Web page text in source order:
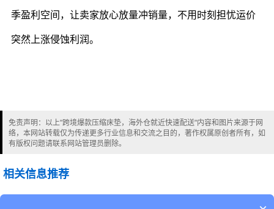
季盈利空间，让卖家放心放量冲销量，不用时刻担忧运价
突然上涨侵蚀利润。
免责声明：以上"跨境爆款压缩床垫，海外仓就近快速配送"内容和图片来源于网
络，本网站转载仅为传递更多行业信息和交流之目的，著作权属原创者所有，如
有版权问题请联系网站管理员删除。
相关信息推荐